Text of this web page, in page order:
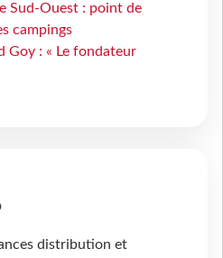
Sud-Ouest : point de
campings
Goy : « Le fondateur
distribution et